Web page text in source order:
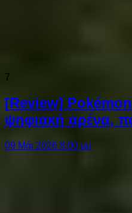
7
[Review]
ψηφιακή αρένα,
09 Μάι 2026 8:00 μμ